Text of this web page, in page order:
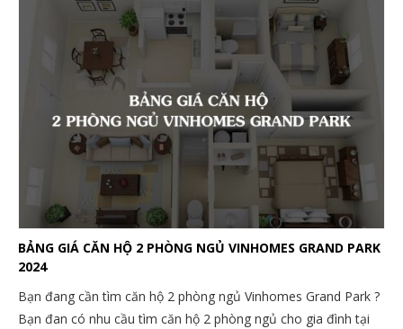
BẢNG GIÁ CĂN HỘ 2 PHÒNG NGỦ VINHOMES GRAND PARK
2024
Bạn đang cần tìm căn hộ 2 phòng ngủ Vinhomes Grand Park ?
Bạn đan có nhu cầu tìm căn hộ 2 phòng ngủ cho gia đình tại